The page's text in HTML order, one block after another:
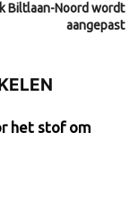
Biltlaan-Noord wordt
aangepast
het stof om